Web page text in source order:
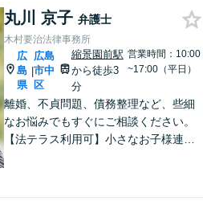
丸川 京子 弁護士
木村要治法律事務所
広
島
県
|
広島
市中
区
縮景園前駅
から徒歩3
分
営業時間：10:00
~17:00（平日）
離婚、不貞問題、債務整理など、些細
なお悩みでもすぐにご相談ください。
【法テラス利用可】小さなお子様連れ